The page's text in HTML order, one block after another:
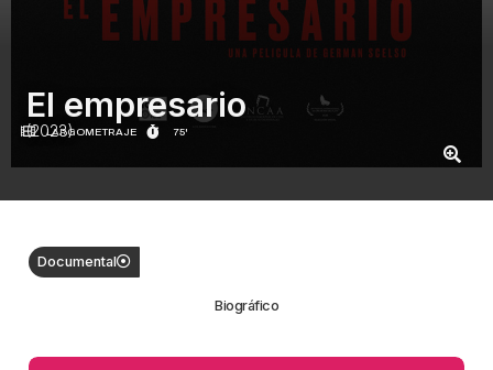
LARGOMETRAJE 75'
El empresario
(2023)
Documental
Biográfico